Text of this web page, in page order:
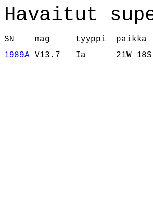
Havaitut
SN    mag     tyyppi
1989A V13.7   Ia      21W